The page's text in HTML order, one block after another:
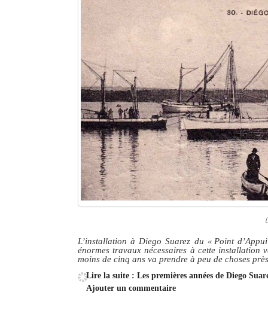
L’installation à Diego Suarez du « Point
énormes travaux nécessaires à cette
moins de cinq ans va prendre à peu de choses
Lire la suite : Les premières années de Diego
Ajouter un commentaire